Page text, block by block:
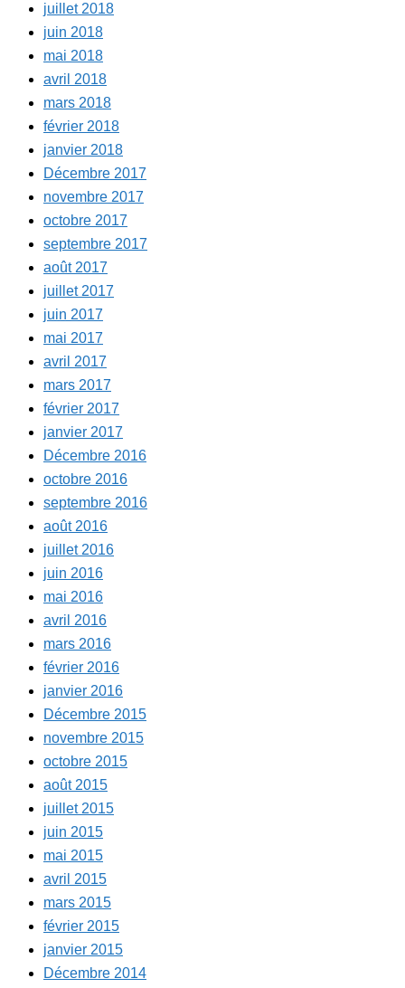
juillet 2018
juin 2018
mai 2018
avril 2018
mars 2018
février 2018
janvier 2018
Décembre 2017
novembre 2017
octobre 2017
septembre 2017
août 2017
juillet 2017
juin 2017
mai 2017
avril 2017
mars 2017
février 2017
janvier 2017
Décembre 2016
octobre 2016
septembre 2016
août 2016
juillet 2016
juin 2016
mai 2016
avril 2016
mars 2016
février 2016
janvier 2016
Décembre 2015
novembre 2015
octobre 2015
août 2015
juillet 2015
juin 2015
mai 2015
avril 2015
mars 2015
février 2015
janvier 2015
Décembre 2014